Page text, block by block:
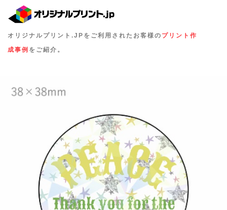
オリジナルプリント.JPをご利用されたお客様の プリント作
成事例 をご紹介。